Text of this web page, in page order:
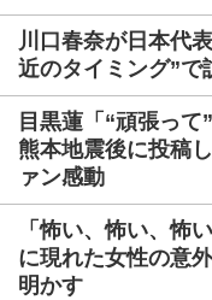
川口春奈が日本代
近のタイミング”で
目黒蓮「“頑張っ
熊本地震後に投稿
ァン感動
「怖い、怖い、
に現れた女性の意
明かす